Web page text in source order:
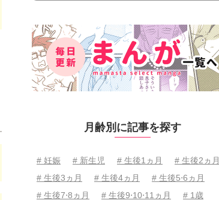
月齢別に記事を探す
# 妊娠 # 新生児 # 生後1ヵ月
# 生後2ヵ月
# 生後3ヵ月
# 生後4ヵ月
# 生後5⋅6ヵ月
# 生後7⋅8ヵ月
# 生後9⋅10⋅11ヵ月
# 1歳